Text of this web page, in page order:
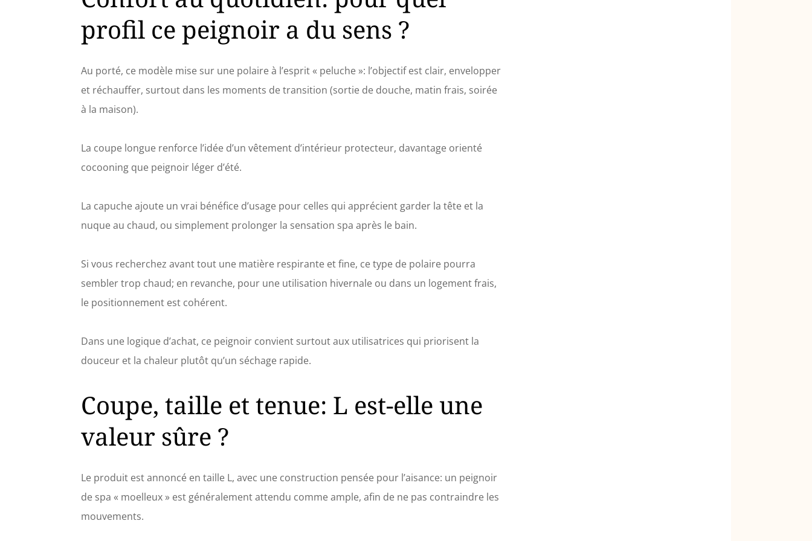
exposée, nous avons ajouté une longueur supplémentaire sur les bras, les
épaules, la section médiane et jusqu'à vos chevilles afin qu'il s'adapte
parfaitement. Ceinture réglable L'expérience, restez détendu pendant des heures
avec de longs peignoirs pour femmes : qui veut se lever après une dure semaine
fonctionnelles pour ce peignoir absorbant pour femme pour votre téléphone,
télécommande, livre ou collations – afin que vous puissiez profiter de rester au lit
aussi longtemps que la vie le permet Cadeau parfait pour les femmes – Tout le
un design facile d'entretien. Parce que vous pouvez le laver et le sécher comme
profil ce peignoir a du sens ?
Au porté, ce modèle mise sur une polaire à l’esprit « peluche »: l’objectif est clair, envelopper
et réchauffer, surtout dans les moments de transition (sortie de douche, matin frais, soirée
à la maison).
La coupe longue renforce l’idée d’un vêtement d’intérieur protecteur, davantage orienté
cocooning que peignoir léger d’été.
La capuche ajoute un vrai bénéfice d’usage pour celles qui apprécient garder la tête et la
nuque au chaud, ou simplement prolonger la sensation spa après le bain.
Si vous recherchez avant tout une matière respirante et fine, ce type de polaire pourra
sembler trop chaud; en revanche, pour une utilisation hivernale ou dans un logement frais,
le positionnement est cohérent.
Dans une logique d’achat, ce peignoir convient surtout aux utilisatrices qui priorisent la
douceur et la chaleur plutôt qu’un séchage rapide.
Coupe, taille et tenue: L est-elle une
valeur sûre ?
Le produit est annoncé en taille L, avec une construction pensée pour l’aisance: un peignoir
de spa « moelleux » est généralement attendu comme ample, afin de ne pas contraindre les
mouvements.